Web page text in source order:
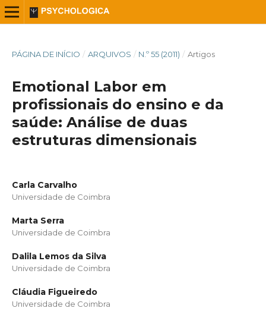
PÁGINA DE INÍCIO / ARQUIVOS / N.º 55 (2011) / Artigos
Emotional Labor em
profissionais do ensino e da
saúde: Análise de duas
estruturas dimensionais
Carla Carvalho
Universidade de Coimbra
Marta Serra
Universidade de Coimbra
Dalila Lemos da Silva
Universidade de Coimbra
Cláudia Figueiredo
Universidade de Coimbra